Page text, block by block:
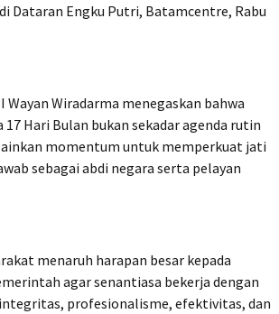
Dataran Engku Putri, Batamcentre, Rabu
Wayan Wiradarma menegaskan bahwa
Hari Bulan bukan sekadar agenda rutin
momentum untuk memperkuat jati
sebagai abdi negara serta pelayan
menaruh harapan besar kepada
agar senantiasa bekerja dengan
profesionalisme, efektivitas, dan